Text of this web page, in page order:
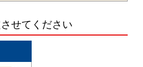
せてください